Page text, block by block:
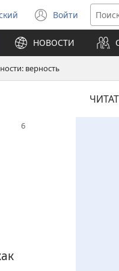
Войти
(открывается
в
новом
окне)
НОВОСТИ
верность